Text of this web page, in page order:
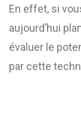
En effet, si
aujourd’hui
évaluer le
par cette